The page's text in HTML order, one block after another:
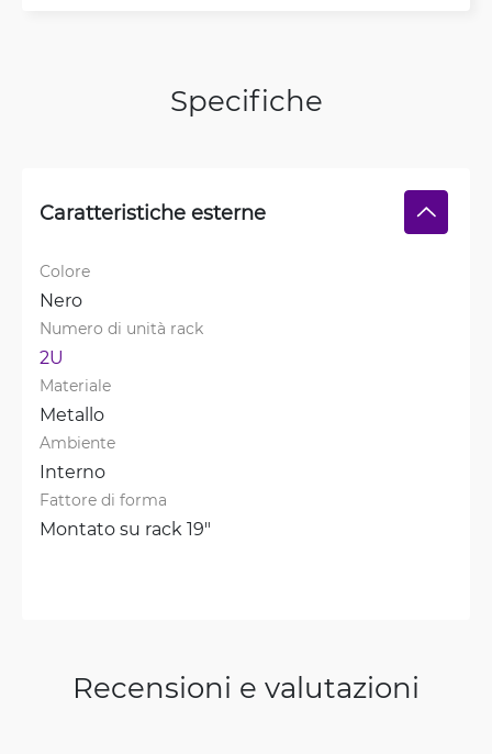
Specifiche
Caratteristiche esterne
Colore
Nero
Numero di unità rack
2U
Materiale
Metallo
Ambiente
Interno
Fattore di forma
Montato su rack 19"
Recensioni e valutazioni